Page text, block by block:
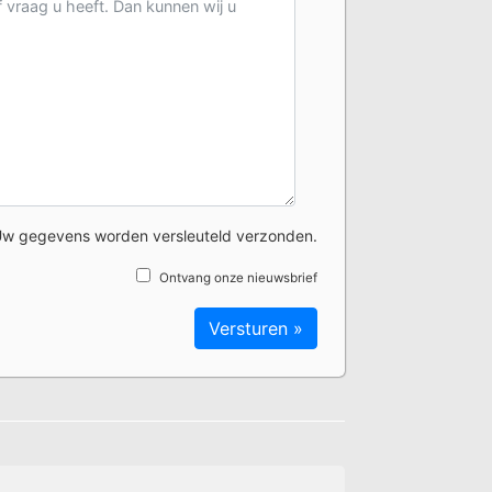
gegevens worden versleuteld verzonden.
Ontvang onze nieuwsbrief